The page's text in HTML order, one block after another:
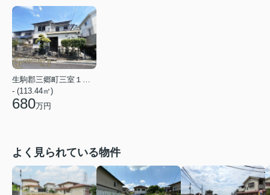
生駒郡三郷町三室１丁目
- (113.44㎡)
680万円
よく見られている物件